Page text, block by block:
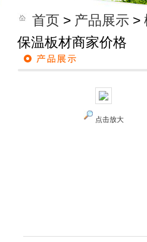
首页 > 产品展示 >
保温板材商家价格
点击放大